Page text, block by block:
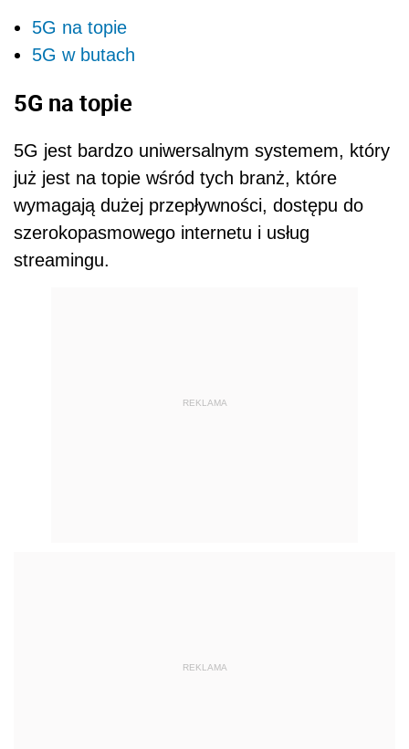
5G na topie
5G w butach
5G na topie
5G jest bardzo uniwersalnym systemem, który
już jest na topie wśród tych branż, które
wymagają dużej przepływności, dostępu do
szerokopasmowego internetu i usług
streamingu.
REKLAMA
REKLAMA